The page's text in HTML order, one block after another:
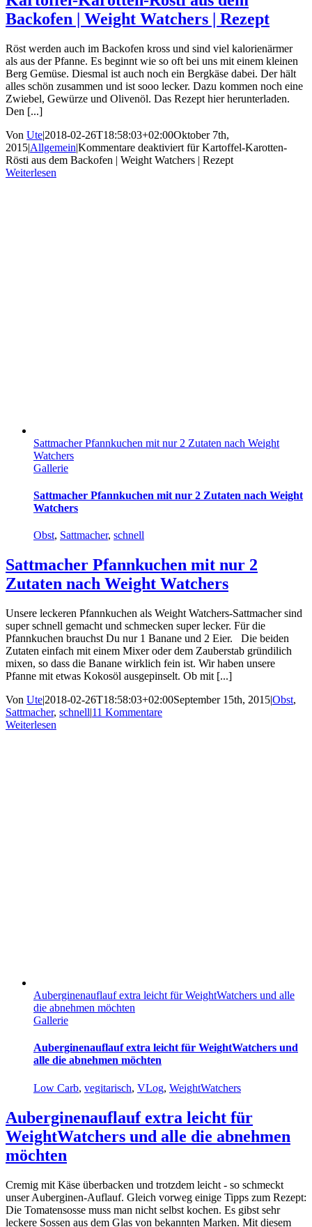
Backofen | Weight Watchers | Rezept
Röst werden auch im Backofen kross und sind viel kalorienärmer
als aus der Pfanne. Es beginnt wie so oft bei uns mit einem kleinen
Berg Gemüse. Diesmal ist auch noch ein Bergkäse dabei. Der hält
alles schön zusammen und ist sooo lecker. Dazu kommen noch eine
Zwiebel, Gewürze und Olivenöl. Das Rezept hier herunterladen.
Den [...]
Von Ute|2018-02-26T18:58:03+02:00Oktober 7th,
2015|Allgemein|Kommentare deaktiviert für Kartoffel-Karotten-
Rösti aus dem Backofen | Weight Watchers | Rezept
Weiterlesen
Sattmacher Pfannkuchen mit nur 2 Zutaten nach Weight
Watchers
Gallerie
Sattmacher Pfannkuchen mit nur 2 Zutaten nach Weight
Watchers
Obst, Sattmacher, schnell
Sattmacher Pfannkuchen mit nur 2
Zutaten nach Weight Watchers
Unsere leckeren Pfannkuchen als Weight Watchers-Sattmacher sind
super schnell gemacht und schmecken super lecker. Für die
Pfannkuchen brauchst Du nur 1 Banane und 2 Eier. Die beiden
Zutaten einfach mit einem Mixer oder dem Zauberstab gründilich
mixen, so dass die Banane wirklich fein ist. Wir haben unsere
Pfanne mit etwas Kokosöl ausgepinselt. Ob mit [...]
Von Ute|2018-02-26T18:58:03+02:00September 15th, 2015|Obst,
Sattmacher, schnell|11 Kommentare
Weiterlesen
Auberginenauflauf extra leicht für WeightWatchers und alle
die abnehmen möchten
Gallerie
Auberginenauflauf extra leicht für WeightWatchers und
alle die abnehmen möchten
Low Carb, vegitarisch, VLog, WeightWatchers
Auberginenauflauf extra leicht für
WeightWatchers und alle die abnehmen
möchten
Cremig mit Käse überbacken und trotzdem leicht - so schmeckt
unser Auberginen-Auflauf. Gleich vorweg einige Tipps zum Rezept:
Die Tomatensosse muss man nicht selbst kochen. Es gibst sehr
leckere Sossen aus dem Glas von bekannten Marken. Mit diesem